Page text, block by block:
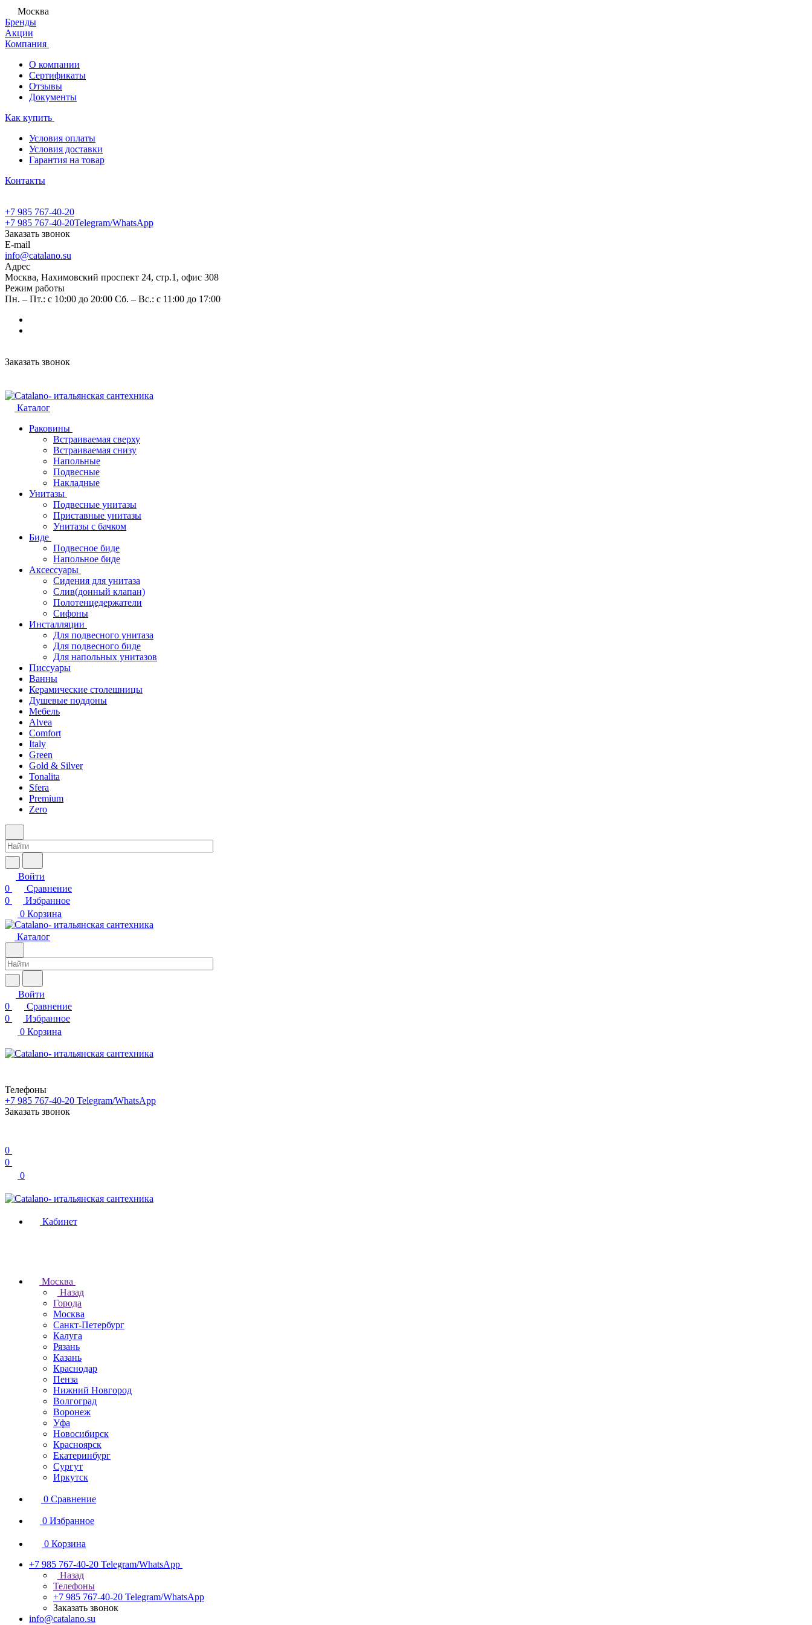
Москва
Бренды
Акции
Компания
О компании
Сертификаты
Отзывы
Документы
Как купить
Условия оплаты
Условия доставки
Гарантия на товар
Контакты
+7 985 767-40-20
+7 985 767-40-20Telegram/WhatsApp
Заказать звонок
E-mail
info@catalano.su
Адрес
Москва, Нахимовский проспект 24, стр.1, офис 308
Режим работы
Пн. – Пт.: с 10:00 до 20:00 Сб. – Вс.: с 11:00 до 17:00
Заказать звонок
Каталог
Раковины
Встраиваемая сверху
Встраиваемая снизу
Напольные
Подвесные
Накладные
Унитазы
Подвесные унитазы
Приставные унитазы
Унитазы с бачком
Биде
Подвесное биде
Напольное биде
Аксессуары
Сидения для унитаза
Слив(донный клапан)
Полотенцедержатели
Сифоны
Инсталляции
Для подвесного унитаза
Для подвесного биде
Для напольных унитазов
Писсуары
Ванны
Керамические столешницы
Душевые поддоны
Мебель
Alvea
Comfort
Italy
Green
Gold & Silver
Tonalita
Sfera
Premium
Zero
Войти
0
Сравнение
0
Избранное
0 Корзина
Каталог
Войти
0
Сравнение
0
Избранное
0 Корзина
Телефоны
+7 985 767-40-20 Telegram/WhatsApp
Заказать звонок
0
0
0
Кабинет
Москва
Назад
Города
Москва
Санкт-Петербург
Калуга
Рязань
Казань
Краснодар
Пенза
Нижний Новгород
Волгоград
Воронеж
Уфа
Новосибирск
Красноярск
Екатеринбург
Сургут
Иркутск
0 Сравнение
0 Избранное
0 Корзина
+7 985 767-40-20 Telegram/WhatsApp
Назад
Телефоны
+7 985 767-40-20 Telegram/WhatsApp
Заказать звонок
info@catalano.su